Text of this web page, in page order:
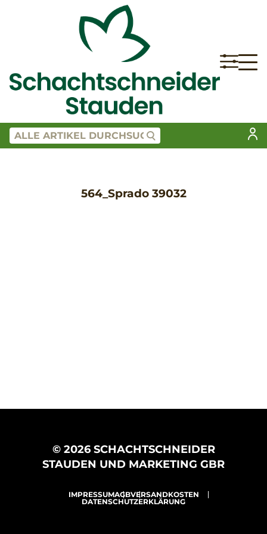
564_Sprado 39032
© 2026 SCHACHTSCHNEIDER
STAUDEN UND MARKETING GBR
IMPRESSUMAGBVERSANDKOSTEN
DATENSCHUTZERKLÄRUNG